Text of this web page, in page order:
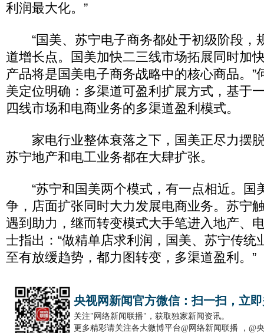
利润最大化。”
“国美、苏宁电子商务都处于初级阶段，
道增长点。国美加快二三线市场拓展同时加
产品将是国美电子商务战略中的核心商品。”
美定位明确：多渠道可盈利扩展方式，基于
四线市场和电商业务的多渠道盈利模式。
家电行业整体衰落之下，国美正尽力摆
苏宁地产和电工业务都在大肆扩张。
“苏宁和国美两个模式，有一点相近。国
争，店面扩张同时大力发展电商业务。苏宁
遇到助力，继而转变模式大手笔进入地产、
士指出：“做精单店求利润，国美、苏宁传统
至有放缓趋势，都力图转变，多渠道盈利。”
央视网新闻官方微信：扫一扫，立
关注"网络新闻联播"，获取独家新闻资讯。
更多精彩请关注各大微博平台@网络新闻联播 ，@